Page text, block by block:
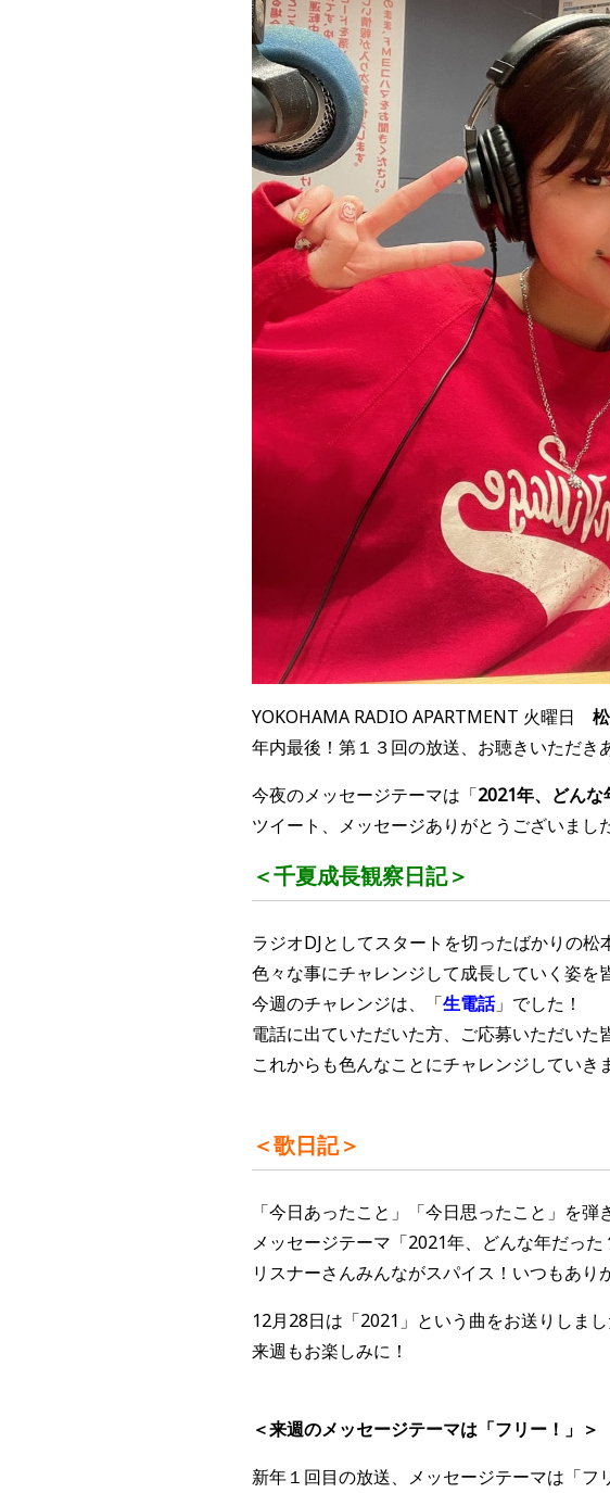
YOKOHAMA RADIO APARTMENT 火曜日
年内最後！第１３回の放送、お聴きいただき
今夜のメッセージテーマは「2021年、どんな
ツイート、メッセージありがとうございまし
＜千夏成長観察日記＞
ラジオDJとしてスタートを切ったばかりの松
色々な事にチャレンジして成長していく姿を
今週のチャレンジは、「生電話」でした！
電話に出ていただいた方、ご応募いただいた
これからも色んなことにチャレンジしていき
＜歌日記＞
「今日あったこと」「今日思ったこと」を
メッセージテーマ「2021年、どんな年だっ
リスナーさんみんながスパイス！いつもあり
12月28日は「2021」という曲をお送りしま
来週もお楽しみに！
＜来週のメッセージテーマは「フリー！ 」＞
新年１回目の放送、メッセージテーマは「フ